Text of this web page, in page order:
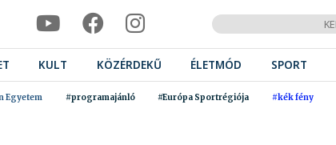
KULT KÖZÉRDEKŰ ÉLETMÓD SPORT
Egyetem #programajánló #Európa Sportrégiója #kék fény